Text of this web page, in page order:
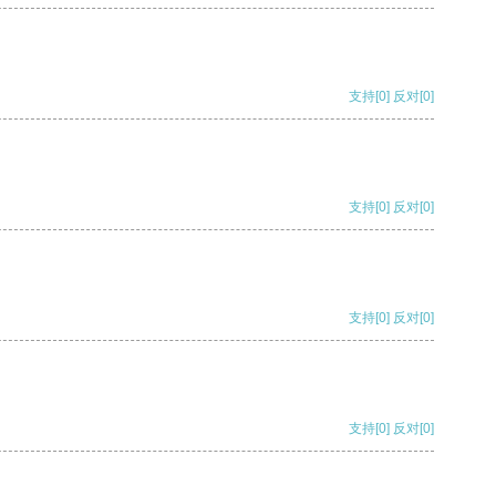
支持[0] 反对[0]
支持[0] 反对[0]
支持[0] 反对[0]
支持[0] 反对[0]